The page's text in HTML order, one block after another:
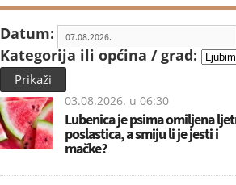
Datum:
Kategorija ili općina / grad:
Prikaži
03.08.2026. u 06:30
Lubenica je psima omiljena
poslastica, a smiju li je jesti i
mačke?